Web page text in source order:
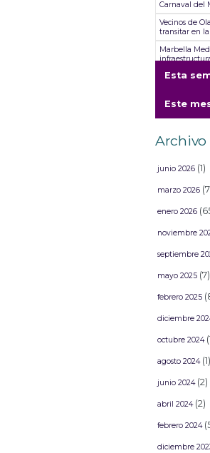
Carnaval del
Vecinos de
transitar en
Marbella
S.G.M.
Director del
de la
SGM
Esta
Este
Archivo
junio 2026 (1)
marzo 2026
enero 2026
noviembre
septiembre
mayo 2025 (7)
febrero 2025
diciembre
octubre 2024
agosto 2024(1)
junio 2024(2)
abril 2024(2)
febrero 2024
diciembre